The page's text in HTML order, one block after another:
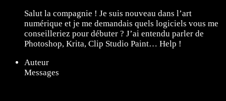
Salut la compagnie ! Je suis nouveau dans l’art
numérique et je me demandais quels logiciels vous me
conseilleriez pour débuter ? J’ai entendu parler de
Photoshop, Krita, Clip Studio Paint… Help !
Auteur
Messages